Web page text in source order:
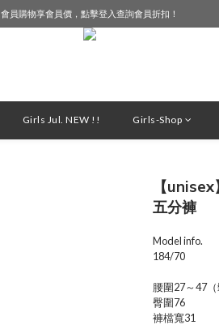
LINE好友募集中，加入就送購物金$50！
會員購物享會員價，點擊登入查詢會員折扣！
LINE好友募集中，加入就送購物金$50！
Girls Jul. NEW !! Girls-Shop
【
五分褲
Model info.
184/70
腰圍27～47（
臀圍76
褲檔寬31